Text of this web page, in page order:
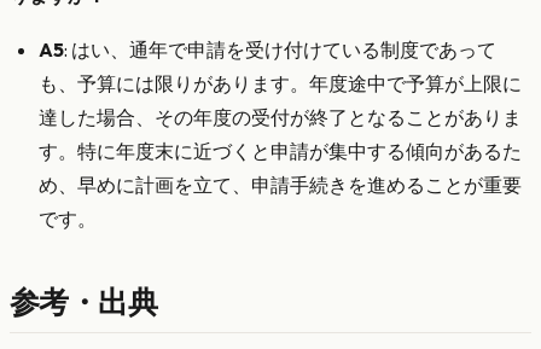
A5: はい、通年で申請を受け付けている制度であって
も、予算には限りがあります。年度途中で予算が上限に
達した場合、その年度の受付が終了となることがありま
す。特に年度末に近づくと申請が集中する傾向があるた
め、早めに計画を立て、申請手続きを進めることが重要
です。
参考・出典